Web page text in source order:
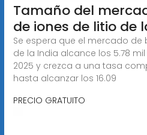
Tamaño del
de iones de litio de
Se espera que el mercado
de la India alcance los 5.78
2025 y crezca a una tasa
hasta alcanzar los 16.09
PRECIO GRATUITO